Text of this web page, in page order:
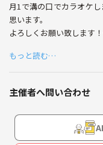
ます。割とV系
あとは減量と
カラオケ、音
あと私に興味
ご縁は一生もの
月1で溝の口でカラオケ
思います。
よろしくお願い致します！
・少人数で好きな歌を歌っ
・自分の好きな歌を練習
・20、30代の方
※40代以降の方で20、30
ずは御一報下さい。
・音楽ジャンル不問
・場所は田園都市線 溝
もっと読む…
主催者へ問い合わせ